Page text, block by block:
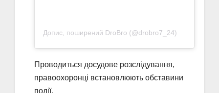
Допис, поширений DroBro (@drobro7_24)
Проводиться досудове розслідування,
правоохоронці встановлюють обставини
події.